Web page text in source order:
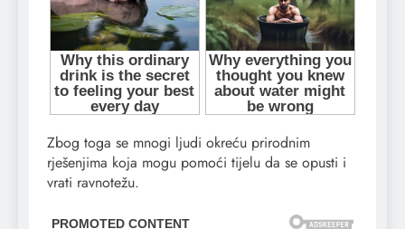
Zbog toga se mnogi ljudi okreću prirodnim
rješenjima koja mogu pomoći tijelu da se opusti i
vrati ravnotežu.